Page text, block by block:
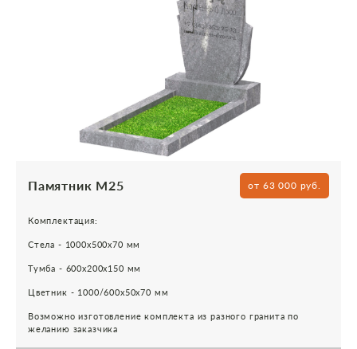
Памятник М25 от 63 000 руб.
Комплектация:
Стела - 1000х500х70 мм
Тумба - 600х200х150 мм
Цветник - 1000/600х50х70 мм
Возможно изготовление комплекта из разного гранита по
желанию заказчика